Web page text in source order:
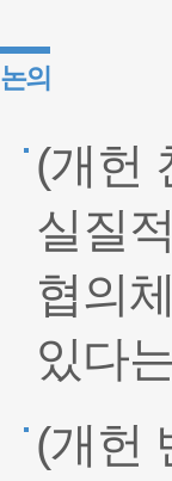
논의
(개헌
실질
협의
있다
(개헌